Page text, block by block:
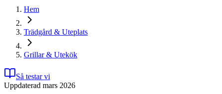
Hem
Trädgård & Uteplats
Grillar & Utekök
Så testar vi
Uppdaterad mars 2026